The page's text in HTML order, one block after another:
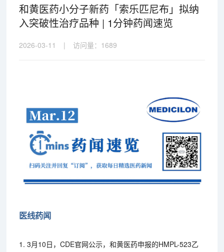
和黄医药小分子新药「索乐匹尼布」拟纳
入突破性治疗品种 | 1分钟药闻速览
2026-03-11 | 访问量： 1689
医线药闻
1. 3月10日，CDE官网公示，和黄医药申报的HMPL-523乙